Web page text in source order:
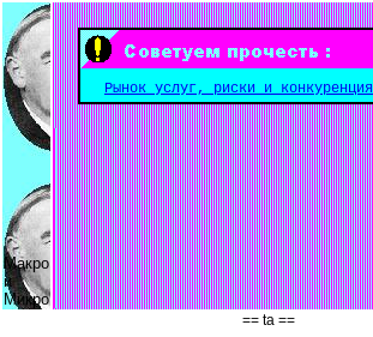
Макро
и
Микро
Рынок услуг, риски и конкуренция
== ta ==